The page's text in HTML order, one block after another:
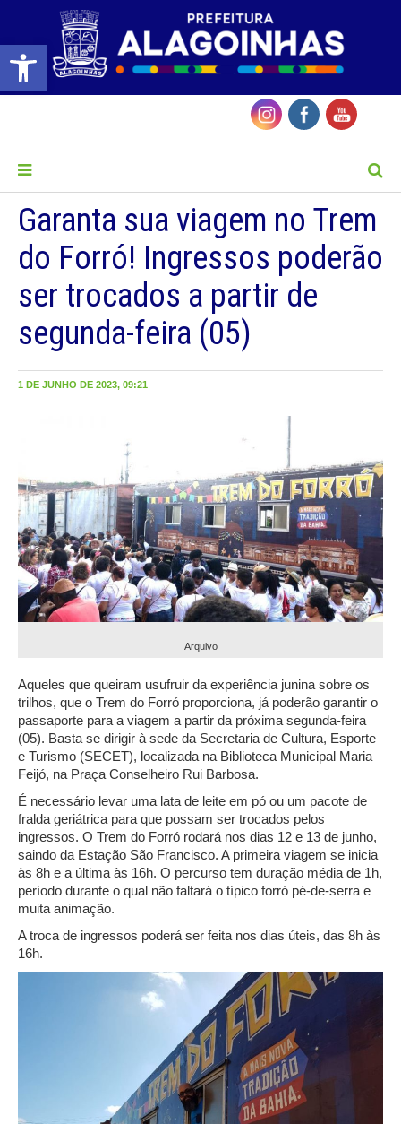
Barra de Ferramentas Aberta
Garanta sua viagem no Trem
do Forró! Ingressos poderão
ser trocados a partir de
segunda-feira (05)
1 DE JUNHO DE 2023, 09:21
Arquivo
Aqueles que queiram usufruir da experiência junina sobre os
trilhos, que o Trem do Forró proporciona, já poderão garantir o
passaporte para a viagem a partir da próxima segunda-feira
(05). Basta se dirigir à sede da Secretaria de Cultura, Esporte
e Turismo (SECET), localizada na Biblioteca Municipal Maria
Feijó, na Praça Conselheiro Rui Barbosa.
É necessário levar uma lata de leite em pó ou um pacote de
fralda geriátrica para que possam ser trocados pelos
ingressos. O Trem do Forró rodará nos dias 12 e 13 de junho,
saindo da Estação São Francisco. A primeira viagem se inicia
às 8h e a última às 16h. O percurso tem duração média de 1h,
período durante o qual não faltará o típico forró pé-de-serra e
muita animação.
A troca de ingressos poderá ser feita nos dias úteis, das 8h às
16h.